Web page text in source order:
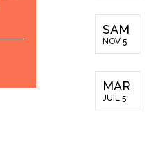
SAM
NOV 5
MAR
JUIL 5